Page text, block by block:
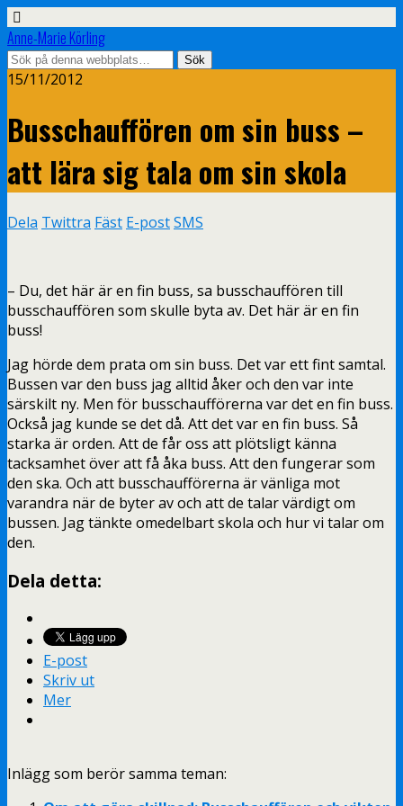
Anne-Marie Körling
15/11/2012
Busschauffören om sin buss –
att lära sig tala om sin skola
Dela Twittra Fäst E-postSMS
– Du, det här är en fin buss, sa busschauffören till
busschauffören som skulle byta av. Det här är en fin
buss!
Jag hörde dem prata om sin buss. Det var ett fint samtal.
Bussen var den buss jag alltid åker och den var inte
särskilt ny. Men för busschaufförerna var det en fin buss.
Också jag kunde se det då. Att det var en fin buss. Så
starka är orden. Att de får oss att plötsligt känna
tacksamhet över att få åka buss. Att den fungerar som
den ska. Och att busschaufförerna är vänliga mot
varandra när de byter av och att de talar värdigt om
bussen. Jag tänkte omedelbart skola och hur vi talar om
den.
Dela detta:
E-post
Skriv ut
Mer
Inlägg som berör samma teman: